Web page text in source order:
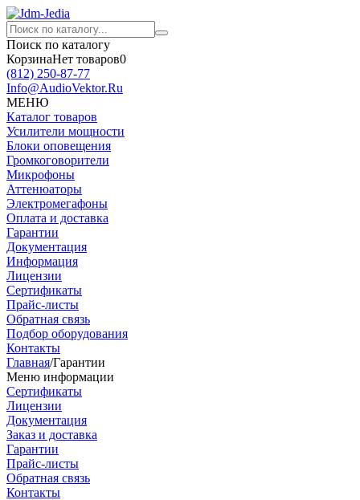
Поиск по каталогу
КорзинаНет товаров0
(812) 250-87-77
Info@AudioVektor.Ru
МЕНЮ
Каталог товаров
Усилители мощности
Блоки оповещения
Громкоговорители
Микрофоны
Аттенюаторы
Электромегафоны
Оплата и доставка
Гарантии
Документация
Информация
Лицензии
Сертификаты
Прайс-листы
Обратная связь
Подбор оборудования
Контакты
Главная/Гарантии
Меню информации
Сертификаты
Лицензии
Документация
Заказ и доставка
Гарантии
Прайс-листы
Обратная связь
Контакты